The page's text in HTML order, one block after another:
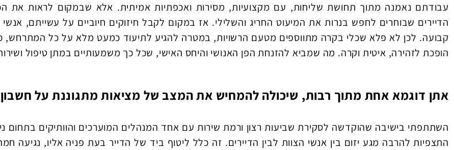
עבודתם נאמנה מתוך תחושת שליחות, עם מקצועיות, מסירות ואכפתיות אמיתית. אלא שבמקום לראות את
הדיירים שבוחרים לחפש בנרות את המיעוט החריג והשלילי. אז במקום לקבל חיזוקים חיוביים על עשייתם,
קבועה. לכן לא פלא שכלי בקרה מתווספים מטעם הרשויות, במטרה להגיע לתיעוד כמעט מלא על כל המתרחש,
הופכת לזהירה, איטית וקרה. מה שמביא להזנחת הפן האנושי והיחס האישי, שכל כך משמעותיים במתן טיפול
אתן דוגמא אחת מתוך רבות, שיכולה להמחיש את המצב של מציאות מתגוננת על
השתתפתי בישיבה שהוקדשה לסקירת שביעות רצון ורמת שירות עם אחד המנהלים המוערכים והוותיקים בתחום
התצפיות להרבה מגע יזום בין אנשי הצוות לבין הדיירים. זה כלל ליטוף ביד של הדייר בעת פניה אליו, נגיעה